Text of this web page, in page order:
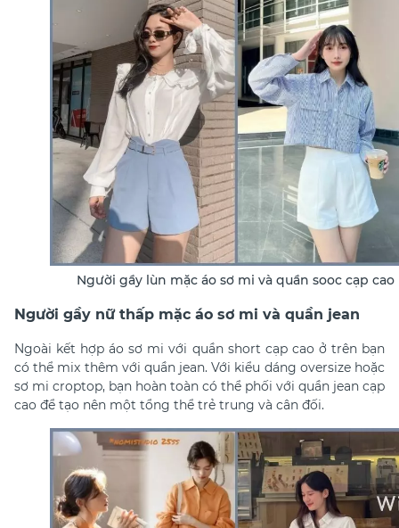
Người gầy lùn mặc áo sơ mi và quần sooc cạp cao
Người gầy nữ thấp mặc áo sơ mi và quần jean
Ngoài kết hợp áo sơ mi với quần short cạp cao ở trên bạn
có thể mix thêm với quần jean. Với kiểu dáng oversize hoặc
sơ mi croptop, bạn hoàn toàn có thể phối với quần jean cạp
cao để tạo nên một tổng thể trẻ trung và cân đối.